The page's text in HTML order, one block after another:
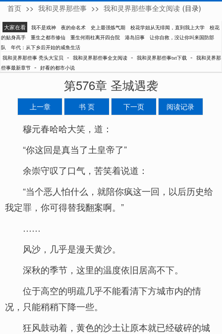
秃头大宝贝
首页 >> 我和灵界那些事 >> 我和灵界那些事全文阅读 (目录)
大家在看 我不是戏神 夜的命名术 史上最强炼气期 校花学姐从无绯闻，直到我上大学
校花
的贴身高手
重生之都市修仙 重生何雨柱离开四合院 港岛旧事
让你自救，没让你叫来国防部
队
年代：从下乡后开始的咸鱼生活
我和灵界那些事 秃头大宝贝 - 我和灵界那些事全文阅读 - 我和灵界那些事txt下载 - 我和灵界那
些事最新章节 - 好看的都市小说
第576章 圣城遇袭
上一章 书 页 下一页 阅读记录
穆元春哈哈大笑，道：
“你这回是真当了土皇帝了”
余崇守叹了口气，苦笑着说道：
“当个恶人怕什么，就陪你疯这一回，以后历史给
我定罪，你可得替我翻案啊。”
……
风沙，几乎是漫天黄沙。
深秋的季节，这里的温度依旧居高不下。
位于高空的明疏几乎不能看清下方城市内的情
况，只能稍稍下降一些。
狂风鼓动着，黄色的沙土让原本就已经破碎的城